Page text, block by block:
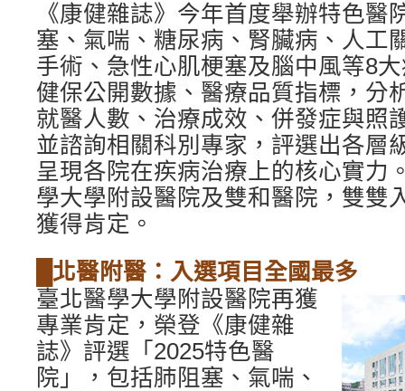
《康健雜誌》今年首度舉辦特色醫
塞、氣喘、糖尿病、腎臟病、人工
手術、急性心肌梗塞及腦中風等8
健保公開數據、醫療品質指標，分
就醫人數、治療成效、併發症與照
並諮詢相關科別專家，評選出各層
呈現各院在疾病治療上的核心實力
學大學附設醫院及雙和醫院，雙雙
獲得肯定。
█北醫附醫：入選項目全國最多
臺北醫學大學附設醫院再獲
專業肯定，榮登《康健雜
誌》評選「2025特色醫
院」，包括肺阻塞、氣喘、